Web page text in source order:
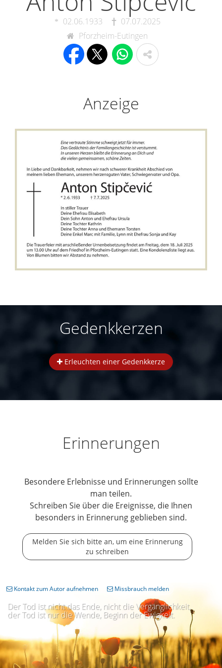
02.06.1933
07.07.2025
Pforzheim-Eutingen
Anzeige
Gedenkkerzen
Erleuchten einer Gedenkkerze
Erinnerungen
Besondere Erlebnisse und Erinnerungen sollte
man teilen.
Schreiben Sie über die Ereignisse, die Ihnen
besonders in Erinnerung geblieben sind.
Melden Sie sich bitte an, um eine Erinnerung
zu schreiben
Der Tod ist nicht das Ende, nicht die Vergänglichkeit,
der Tod ist nur die Wende, Beginn der Ewigkeit.
Kontakt zum Autor aufnehmen Missbrauch melden